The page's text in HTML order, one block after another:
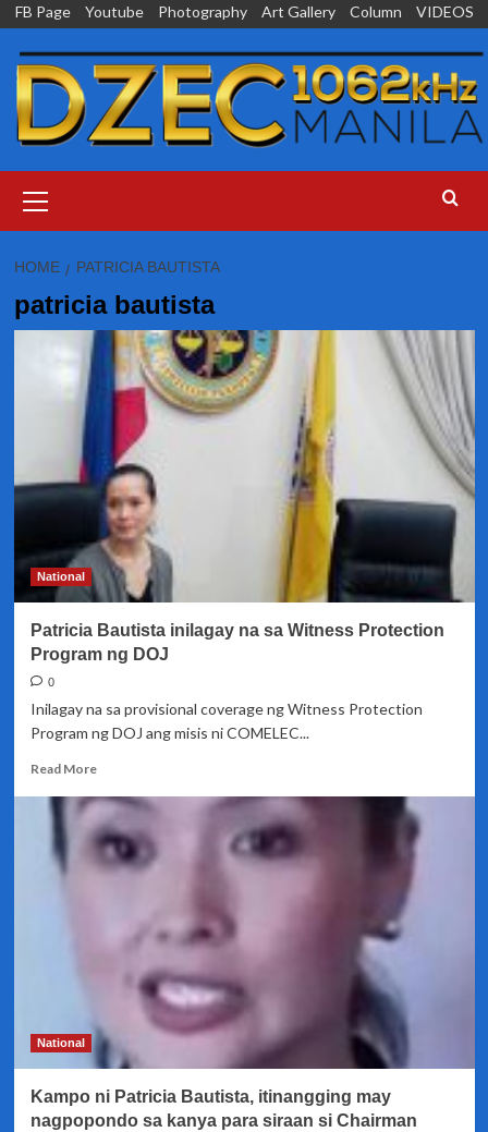
Skip
content
FB Page Youtube Photography Art Gallery Column VIDEOS
Menu
HOME PATRICIA BAUTISTA
patricia bautista
National
Patricia Bautista inilagay na sa Witness Protection
Program ng DOJ
0
Inilagay na sa provisional coverage ng Witness Protection
Program ng DOJ ang misis ni COMELEC...
Read MoreRead
about
Patricia
Bautista
inilagay
Witness
Program
National
Kampo ni Patricia Bautista, itinangging may
nagpopondo sa kanya para siraan si Chairman